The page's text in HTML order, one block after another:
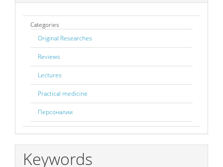
Categories
Original Researches
Reviews
Lectures
Practical medicine
Персоналии
Keywords